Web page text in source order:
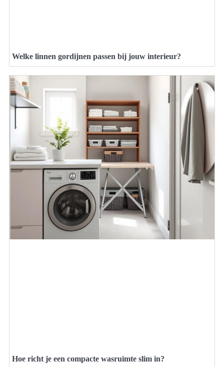
Welke linnen gordijnen passen bij jouw interieur?
Hoe richt je een compacte wasruimte slim in?